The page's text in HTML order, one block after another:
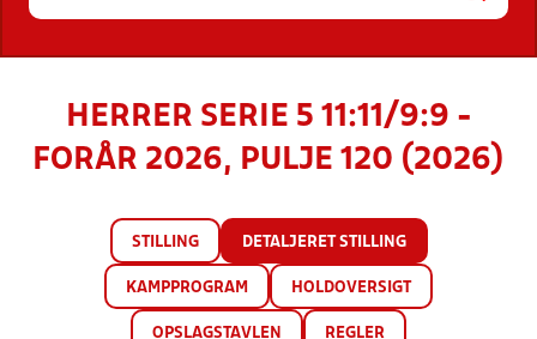
HERRER SERIE 5 11:11/9:9 -
FORÅR 2026, PULJE 120 (2026)
STILLING DETALJERET STILLING
KAMPPROGRAM HOLDOVERSIGT
OPSLAGSTAVLEN REGLER